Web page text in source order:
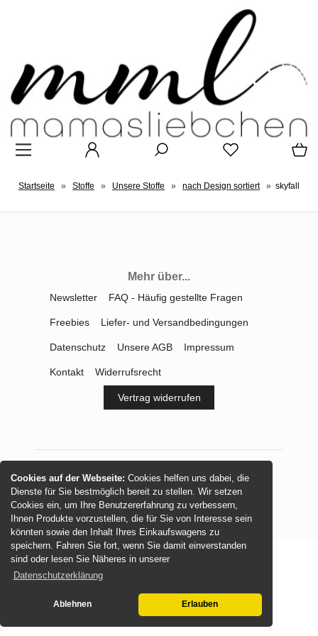
Cookies auf der Webseite:Cookies helfen uns dabei, die
Dienste für Sie bestmöglich bereit zu stellen. Wir setzen
Cookies ein, um Ihre Benutzererfahrung zu verbessern,
Ihnen Produkte vorzustellen, die für Sie von Interesse sein
könnten sowie den Inhalt Ihres Einkaufswagens zu
speichern. Fahren Sie fort, wenn Sie damit einverstanden
sind oder lesen Sie Näheres in unserer
Datenschutzerklärung
Ablehnen Erlauben
Startseite » Stoffe » Unsere Stoffe » nach Design sortiert » skyfall
Mehr über...
Newsletter FAQ - Häufig gestellte Fragen
Freebies Liefer- und Versandbedingungen
Datenschutz Unsere AGB Impressum
Kontakt Widerrufsrecht
Vertrag widerrufen
© 2026 -mamasliebchen.de